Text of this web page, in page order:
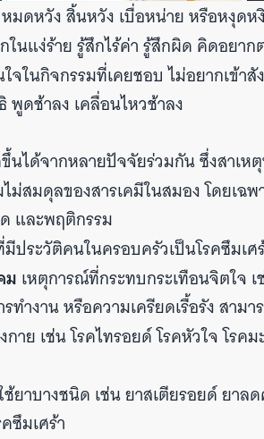
มดหวัง สิ้นหวัง เบื่อหน่าย หรือหงุดห
ในแง่ร้าย รู้สึกไร้ค่า รู้สึกผิด คิดอยา
จในกิจกรรมที่เคยชอบ ไม่อยากเข้
พูดช้าลง เคลื่อนไหวช้าลง
ขึ้นได้จากหลายปัจจัยร่วมกัน ซึ่งสาเห
ม่สมดุลของสารเคมีในสมอง โดยเฉ
และพฤติกรรม
ประวัติคนในครอบครัวเป็นโรคซึมเศ
ม เหตุการณ์ที่กระทบกระเทือนจิตใจ
ทำงาน หรือความเครียดเรื้อรัง สามา
กาย เช่น โรคไทรอยด์ โรคหัวใจ โรค
ช้ยาบางชนิด เช่น ยาสเตียรอยด์ ยา
ซึมเศร้า